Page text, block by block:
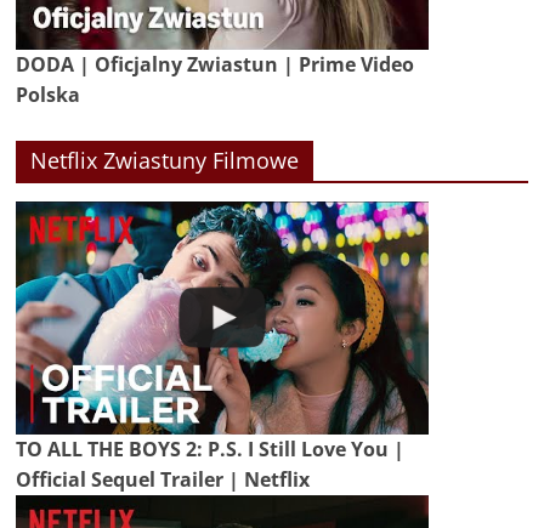
DODA | Oficjalny Zwiastun | Prime Video
Polska
Netflix Zwiastuny Filmowe
TO ALL THE BOYS 2: P.S. I Still Love You |
Official Sequel Trailer | Netflix